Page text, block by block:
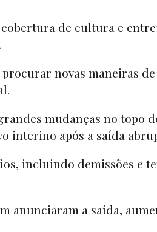
de cultura e
novas maneiras
mudanças no topo
interino após a saída
incluindo demissões e
anunciaram a saída,